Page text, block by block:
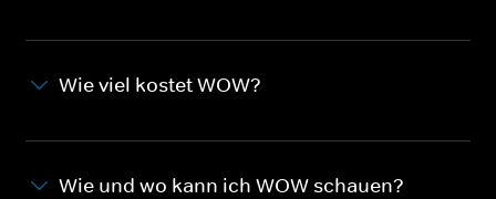
Wie viel kostet WOW?
Wie und wo kann ich WOW schauen?